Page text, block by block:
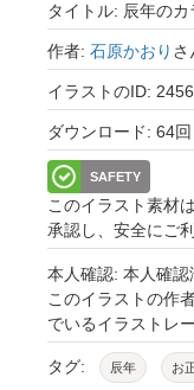
タイトル: 辰年の
作者: 石原かおり さ
イラストのID:
ダウンロード: 64回
SAFETY
このイラスト素材は
承認し、安全にご
本人確認: 本人確認
このイラストの作
でいるイラストレ
タグ: 辰年 お